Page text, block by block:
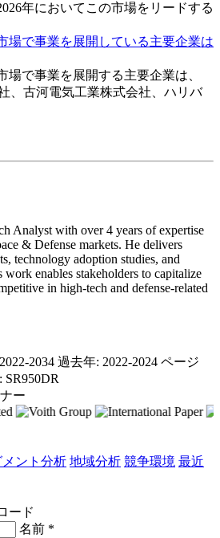
年においてこの市場をリードする
場で事業を展開している主要企業は
場で事業を展開する主要企業は、
、古河電気工業株式会社、ハリバ
Analyst with over 4 years of expertise
& Defense markets. He delivers
technology adoption studies, and
work enables stakeholders to capitalize
in high-tech and defense-related
2034 過去年: 2022-2024 ページ
ー
メント分析 地域分析 競争環境 最近
ード
名前 *